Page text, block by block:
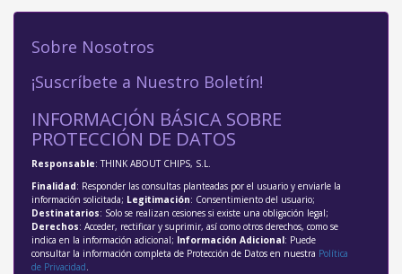
Sobre Nosotros
¡Suscríbete a Nuestro Boletín!
INFORMACIÓN BÁSICA SOBRE
PROTECCIÓN DE DATOS
Responsable: THINK ABOUT CHIPS, S.L.
Finalidad: Responder las consultas planteadas por el usuario y enviarle la
información solicitada; Legitimación: Consentimiento del usuario;
Destinatarios: Solo se realizan cesiones si existe una obligación legal;
Derechos: Acceder, rectificar y suprimir, así como otros derechos, como se
indica en la información adicional; Información Adicional: Puede
consultar la información completa de Protección de Datos en nuestra Política
de Privacidad.